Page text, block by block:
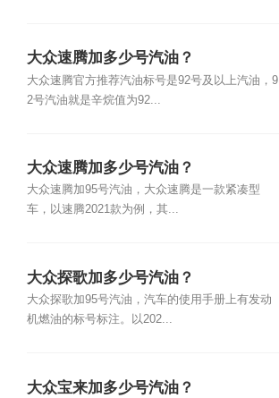
大众速腾加多少号汽油？
大众速腾官方推荐汽油标号是92号及以上汽油，9
2号汽油就是辛烷值为92...
大众速腾加多少号汽油？
大众速腾加95号汽油，大众速腾是一款紧凑型
车，以速腾2021款为例，其...
大众探歌加多少号汽油？
大众探歌加95号汽油，汽车的使用手册上有发动
机燃油的标号标注。以202...
大众宝来加多少号汽油？